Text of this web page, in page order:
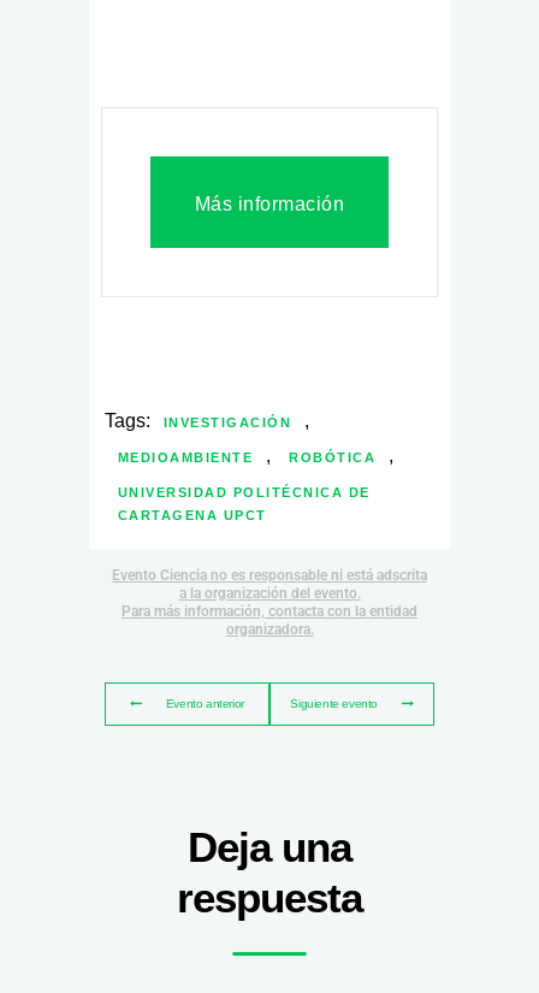
Más información
Tags: INVESTIGACIÓN ,
MEDIOAMBIENTE , ROBÓTICA ,
UNIVERSIDAD POLITÉCNICA DE
CARTAGENA UPCT
Evento Ciencia no es responsable ni está adscrita
a la organización del evento.
Para más información, contacta con la entidad
organizadora.
Evento anterior Siguiente evento
Deja una
respuesta